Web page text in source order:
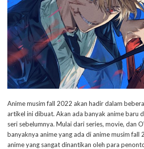
Anime musim fall 2022 akan hadir dalam
artikel ini dibuat. Akan ada banyak anime baru
seri sebelumnya. Mulai dari series, movie, dan
banyaknya anime yang ada di anime musim fall
anime yang sangat dinantikan oleh para